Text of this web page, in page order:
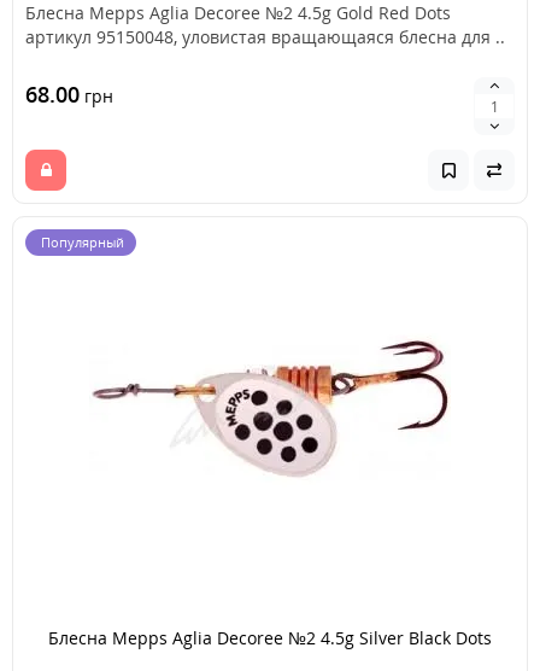
Блесна Mepps Aglia Decoree №2 4.5g Gold Red Dots
артикул 95150048, уловистая вращающаяся блесна для ..
68.00 грн
Популярный
Блесна Mepps Aglia Decoree №2 4.5g Silver Black Dots